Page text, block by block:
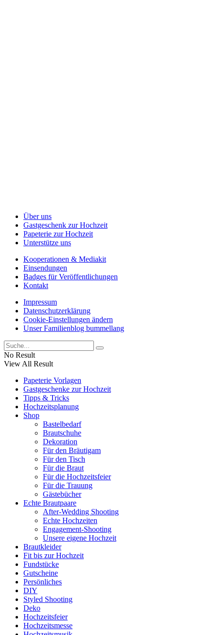
Über uns
Gastgeschenk zur Hochzeit
Papeterie zur Hochzeit
Unterstütze uns
Kooperationen & Mediakit
Einsendungen
Badges für Veröffentlichungen
Kontakt
Impressum
Datenschutzerklärung
Cookie-Einstellungen ändern
Unser Familienblog bummellang
No Result
View All Result
Papeterie Vorlagen
Gastgeschenke zur Hochzeit
Tipps & Tricks
Hochzeitsplanung
Shop
Bastelbedarf
Brautschuhe
Dekoration
Für den Bräutigam
Für den Tisch
Für die Braut
Für die Hochzeitsfeier
Für die Trauung
Gästebücher
Echte Brautpaare
After-Wedding Shooting
Echte Hochzeiten
Engagement-Shooting
Unsere eigene Hochzeit
Brautkleider
Fit bis zur Hochzeit
Fundstücke
Gutscheine
Persönliches
DIY
Styled Shooting
Deko
Hochzeitsfeier
Hochzeitsmesse